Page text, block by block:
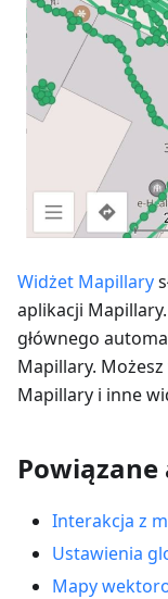
Widżet Mapillary
aplikacji
głównego
Mapillary. Możesz
Mapillary i inne
Interakcja z
Ustawienia
Mapy